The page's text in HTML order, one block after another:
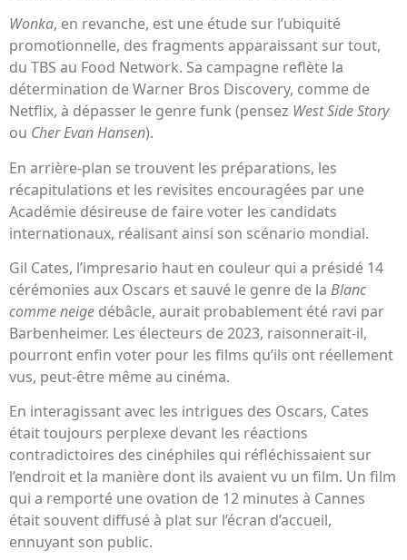
Wonka, en revanche, est une étude sur l’ubiquité
promotionnelle, des fragments apparaissant sur tout,
du TBS au Food Network. Sa campagne reflète la
détermination de Warner Bros Discovery, comme de
Netflix, à dépasser le genre funk (pensez West Side Story
ou Cher Evan Hansen).
En arrière-plan se trouvent les préparations, les
récapitulations et les revisites encouragées par une
Académie désireuse de faire voter les candidats
internationaux, réalisant ainsi son scénario mondial.
Gil Cates, l’impresario haut en couleur qui a présidé 14
cérémonies aux Oscars et sauvé le genre de la Blanc
comme neige débâcle, aurait probablement été ravi par
Barbenheimer. Les électeurs de 2023, raisonnerait-il,
pourront enfin voter pour les films qu’ils ont réellement
vus, peut-être même au cinéma.
En interagissant avec les intrigues des Oscars, Cates
était toujours perplexe devant les réactions
contradictoires des cinéphiles qui réfléchissaient sur
l’endroit et la manière dont ils avaient vu un film. Un film
qui a remporté une ovation de 12 minutes à Cannes
était souvent diffusé à plat sur l’écran d’accueil,
ennuyant son public.